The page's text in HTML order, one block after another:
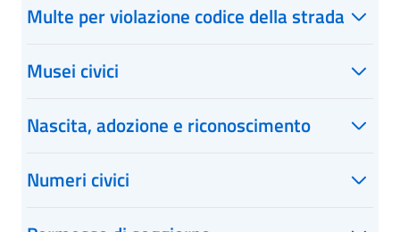
Multe per violazione codice della strada
Musei civici
Nascita, adozione e riconoscimento
Numeri civici